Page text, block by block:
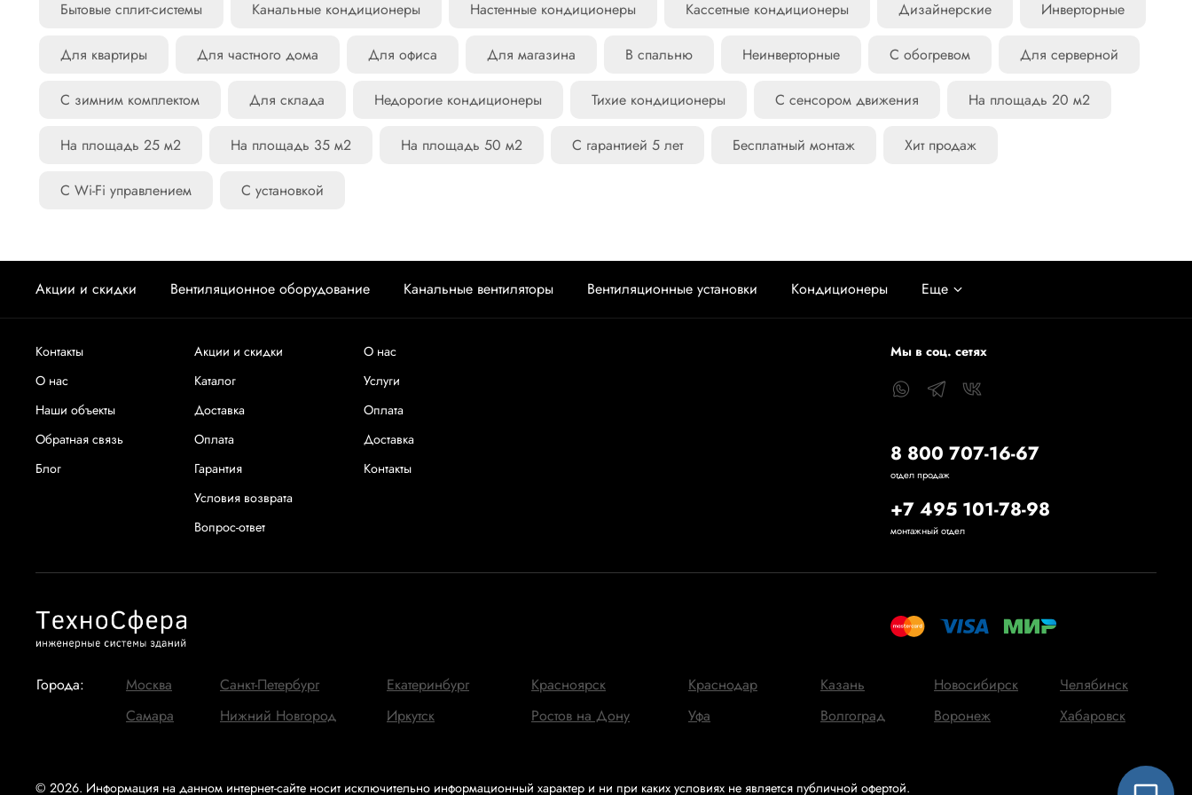
Бытовые сплит-системы Канальные кондиционеры Настенные кондиционеры Кассетные кондиционеры Дизайнерские Инверторные
Для квартиры Для частного дома Для офиса Для магазина В спальню Неинверторные С обогревом Для серверной
С зимним комплектом Для склада Недорогие кондиционеры Тихие кондиционеры С сенсором движения На площадь 20 м2
На площадь 25 м2 На площадь 35 м2 На площадь 50 м2 С гарантией 5 лет Бесплатный монтаж Хит продаж
С Wi-Fi управлением С установкой
Акции и скидки Вентиляционное оборудование Канальные вентиляторы Вентиляционные установки Кондиционеры Еще
Контакты
О нас
Наши объекты
Обратная связь
Блог
Акции и скидки
Каталог
Доставка
Оплата
Гарантия
Условия возврата
Вопрос-ответ
О нас
Услуги
Оплата
Доставка
Контакты
Мы в соц. сетях
8 800 707-16-67
отдел продаж
+7 495 101-78-98
монтажный отдел
Города: Москва Санкт-Петербург Екатеринбург Красноярск Краснодар Казань Новосибирск
Челябинск
Самара
Нижний Новгород Иркутск Ростов на Дону Уфа Волгоград Воронеж Хабаровск
© 2026. Информация на данном интернет-сайте носит исключительно информационный характер и ни при каких условиях не является публичной офертой.